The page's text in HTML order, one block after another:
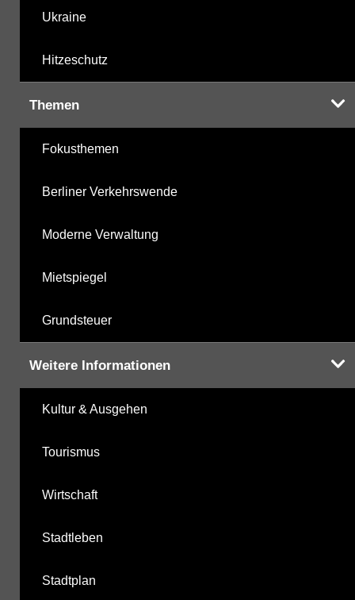
Ukraine
Hitzeschutz
Themen
Fokusthemen
Berliner Verkehrswende
Moderne Verwaltung
Mietspiegel
Grundsteuer
Weitere Informationen
Kultur & Ausgehen
Tourismus
Wirtschaft
Stadtleben
Stadtplan